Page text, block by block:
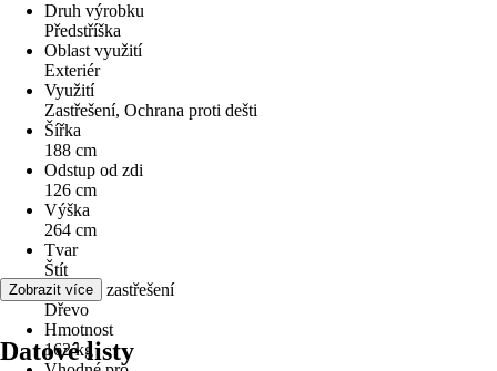
Druh výrobku
Předstříška
Oblast využití
Exteriér
Využití
Zastřešení, Ochrana proti dešti
Šířka
188 cm
Odstup od zdi
126 cm
Výška
264 cm
Tvar
Štít
Materiál zastřešení
Dřevo
Hmotnost
162 kg
Zobrazit více
Datové listy